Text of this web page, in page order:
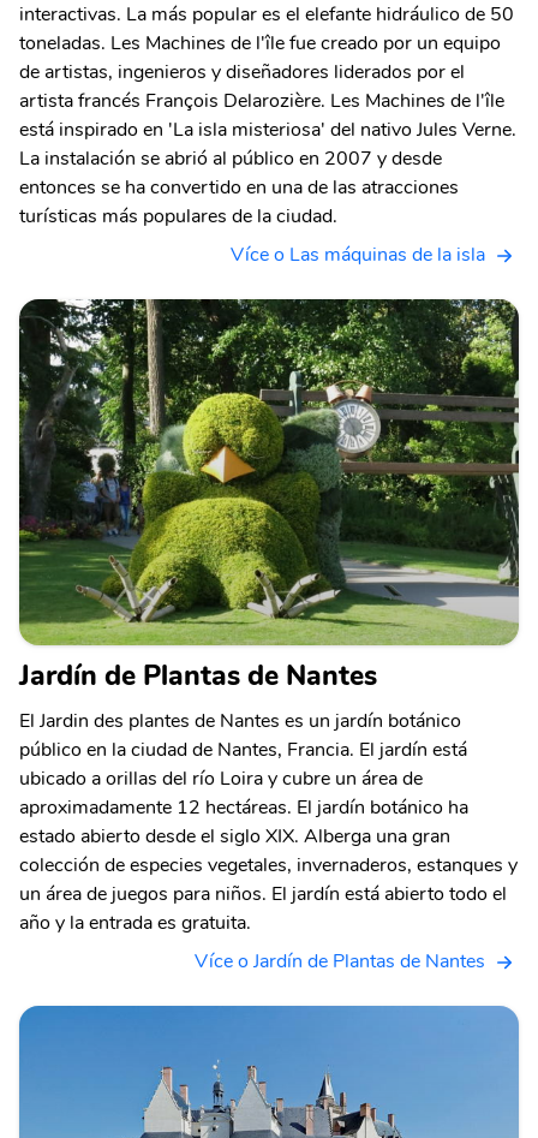
interactivas. La más popular es el elefante hidráulico de 50
toneladas. Les Machines de l'île fue creado por un equipo
de artistas, ingenieros y diseñadores liderados por el
artista francés François Delarozière. Les Machines de l'île
está inspirado en 'La isla misteriosa' del nativo Jules Verne.
La instalación se abrió al público en 2007 y desde
entonces se ha convertido en una de las atracciones
turísticas más populares de la ciudad.
Více o Las máquinas de la isla
Jardín de Plantas de Nantes
El Jardin des plantes de Nantes es un jardín botánico
público en la ciudad de Nantes, Francia. El jardín está
ubicado a orillas del río Loira y cubre un área de
aproximadamente 12 hectáreas. El jardín botánico ha
estado abierto desde el siglo XIX. Alberga una gran
colección de especies vegetales, invernaderos, estanques y
un área de juegos para niños. El jardín está abierto todo el
año y la entrada es gratuita.
Více o Jardín de Plantas de Nantes